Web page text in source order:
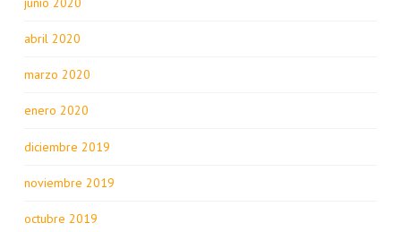
abril 2020
marzo 2020
enero 2020
diciembre 2019
noviembre 2019
octubre 2019